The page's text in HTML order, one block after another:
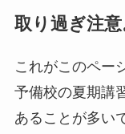
取り過ぎ注意
これがこのペー
予備校の夏期講
あることが多い